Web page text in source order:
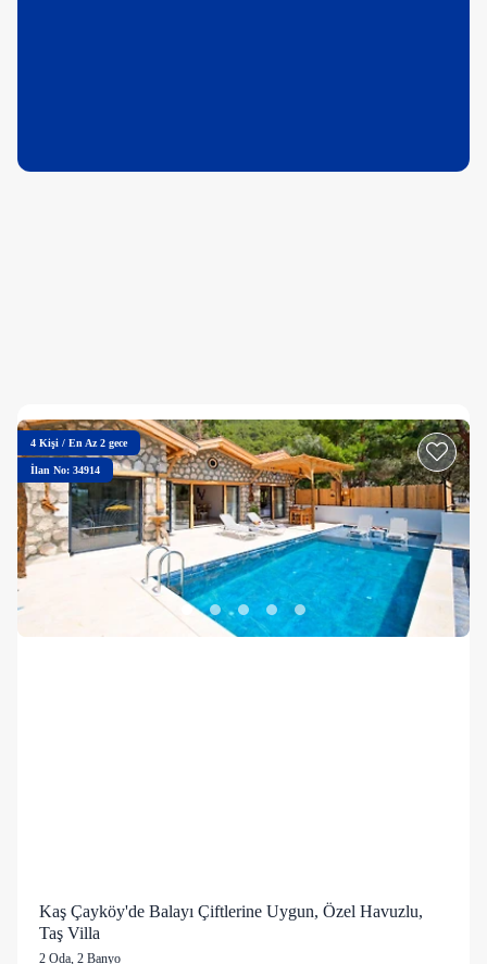
4 Kişi / En Az 2 gece
İlan No: 34914
Kaş Çayköy'de Balayı Çiftlerine Uygun, Özel Havuzlu,
Taş Villa
2 Oda, 2 Banyo